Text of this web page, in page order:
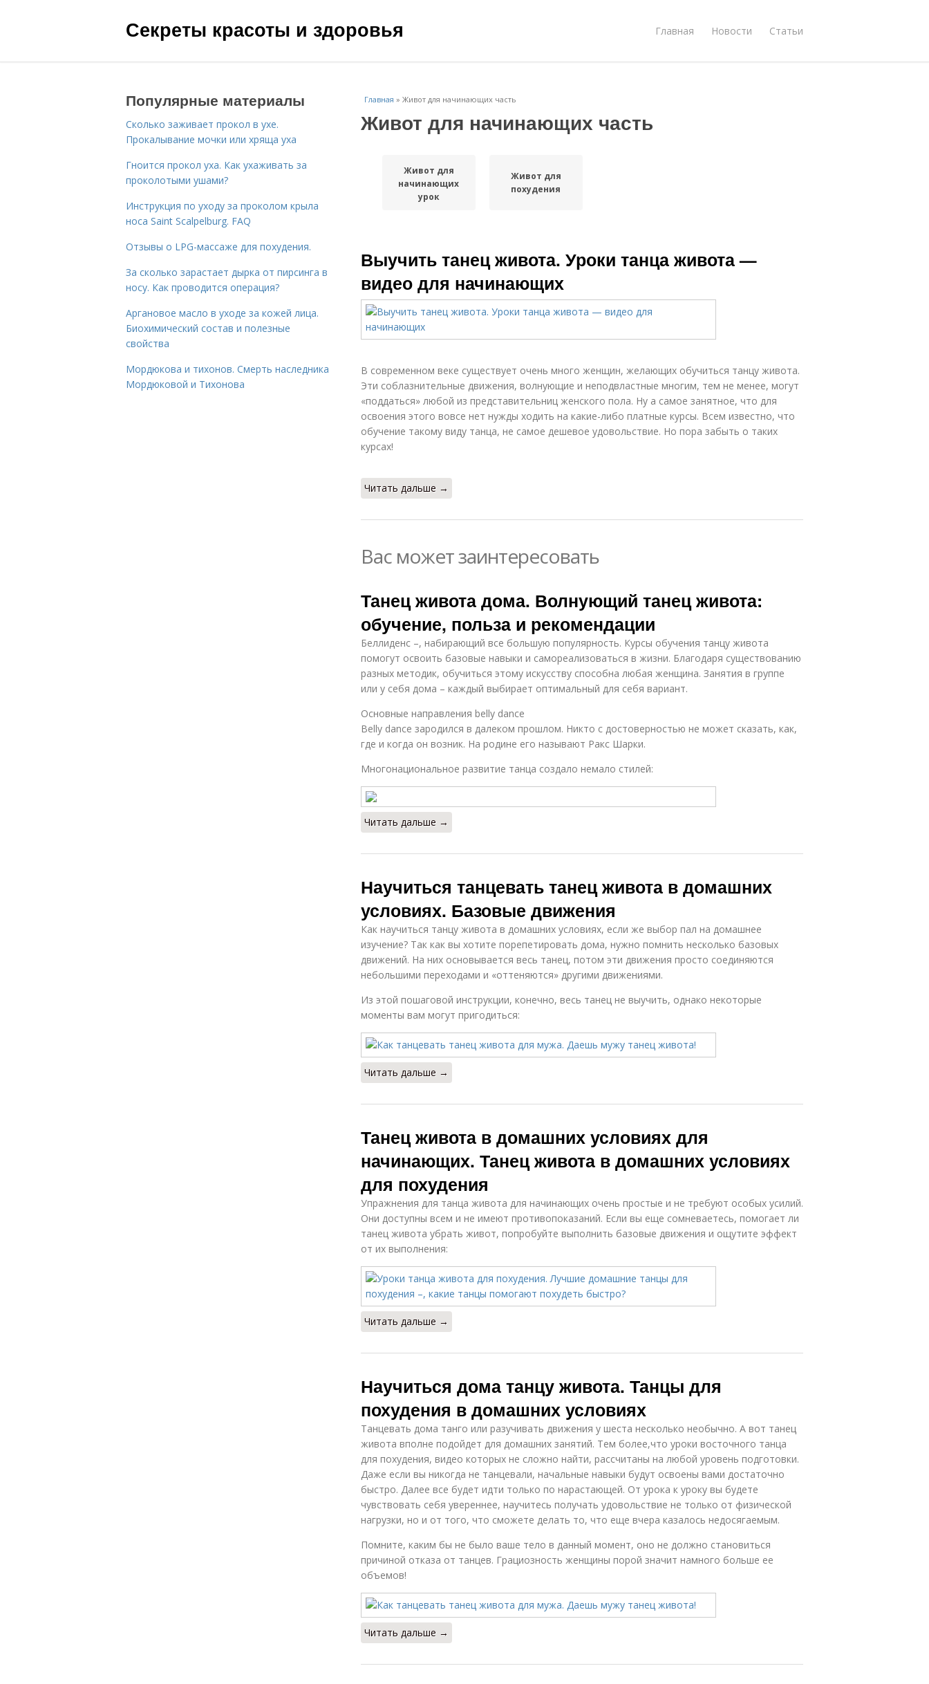
Секреты красоты и здоровья Главная Новости Статьи
Главная » Живот для начинающих часть
Живот для начинающих часть
Живот для
начинающих
урок
Живот для
похудения
Выучить танец живота. Уроки танца живота —
видео для начинающих
В современном веке существует очень много женщин, желающих обучиться танцу живота.
Эти соблазнительные движения, волнующие и неподвластные многим, тем не менее, могут
«поддаться» любой из представительниц женского пола. Ну а самое занятное, что для
освоения этого вовсе нет нужды ходить на какие-либо платные курсы. Всем известно, что
обучение такому виду танца, не самое дешевое удовольствие. Но пора забыть о таких
курсах!
Читать дальше →
Вас может заинтересовать
Танец живота дома. Волнующий танец живота:
обучение, польза и рекомендации
Беллиденс –, набирающий все большую популярность. Курсы обучения танцу живота
помогут освоить базовые навыки и самореализоваться в жизни. Благодаря существованию
разных методик, обучиться этому искусству способна любая женщина. Занятия в группе
или у себя дома – каждый выбирает оптимальный для себя вариант.
Основные направления belly dance
Belly dance зародился в далеком прошлом. Никто с достоверностью не может сказать, как,
где и когда он возник. На родине его называют Ракс Шарки.
Многонациональное развитие танца создало немало стилей:
Читать дальше →
Научиться танцевать танец живота в домашних
условиях. Базовые движения
Как научиться танцу живота в домашних условиях, если же выбор пал на домашнее
изучение? Так как вы хотите порепетировать дома, нужно помнить несколько базовых
движений. На них основывается весь танец, потом эти движения просто соединяются
небольшими переходами и «оттеняются» другими движениями.
Из этой пошаговой инструкции, конечно, весь танец не выучить, однако некоторые
моменты вам могут пригодиться:
Читать дальше →
Танец живота в домашних условиях для
начинающих. Танец живота в домашних условиях
для похудения
Упражнения для танца живота для начинающих очень простые и не требуют особых усилий.
Они доступны всем и не имеют противопоказаний. Если вы еще сомневаетесь, помогает ли
танец живота убрать живот, попробуйте выполнить базовые движения и ощутите эффект
от их выполнения:
Читать дальше →
Научиться дома танцу живота. Танцы для
похудения в домашних условиях
Танцевать дома танго или разучивать движения у шеста несколько необычно. А вот танец
живота вполне подойдет для домашних занятий. Тем более,что уроки восточного танца
для похудения, видео которых не сложно найти, рассчитаны на любой уровень подготовки.
Даже если вы никогда не танцевали, начальные навыки будут освоены вами достаточно
быстро. Далее все будет идти только по нарастающей. От урока к уроку вы будете
чувствовать себя увереннее, научитесь получать удовольствие не только от физической
нагрузки, но и от того, что сможете делать то, что еще вчера казалось недосягаемым.
Помните, каким бы не было ваше тело в данный момент, оно не должно становиться
причиной отказа от танцев. Грациозность женщины порой значит намного больше ее
объемов!
Читать дальше →
Популярные материалы
Сколько заживает прокол в ухе.
Прокалывание мочки или хряща уха
Гноится прокол уха. Как ухаживать за
проколотыми ушами?
Инструкция по уходу за проколом крыла
носа Saint Scalpelburg. FAQ
Отзывы о LPG-массаже для похудения.
За сколько зарастает дырка от пирсинга в
носу. Как проводится операция?
Аргановое масло в уходе за кожей лица.
Биохимический состав и полезные
свойства
Мордюкова и тихонов. Смерть наследника
Мордюковой и Тихонова